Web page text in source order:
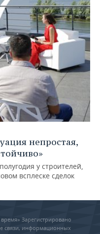
непростая,
у строителей,
всплеске сделок
Зарегистрировано
связи, информационных